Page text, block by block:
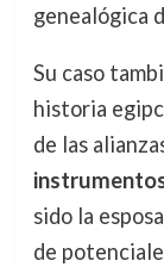
genealógica
Su caso
historia
de las
sido la
de